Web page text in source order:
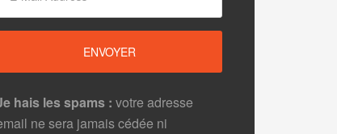
hais les spams : votre adresse
ne sera jamais cédée ni